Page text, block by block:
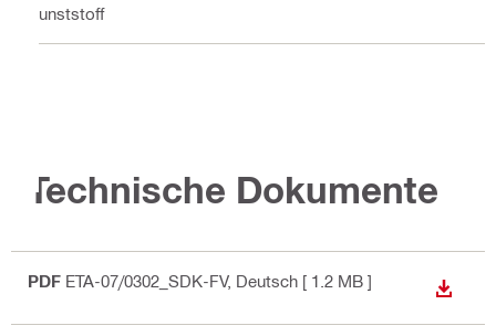
Kunststoff
Technische Dokumente
PDF ETA-07/0302_SDK-FV, Deutsch [ 1.2 MB ]